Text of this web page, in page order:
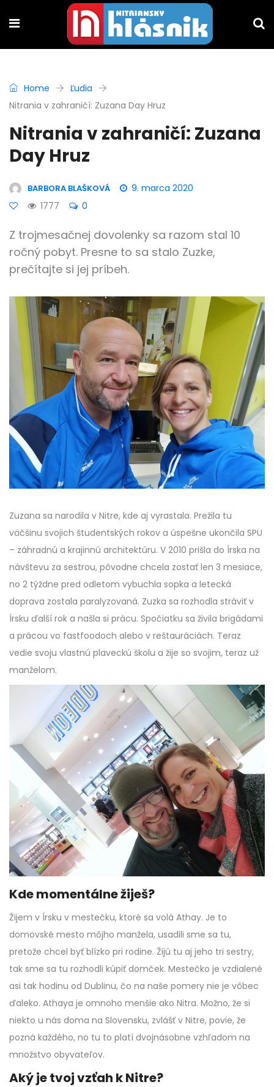
Home
Ľudia
Nitrania v zahraničí: Zuzana Day Hruz
Nitrania v zahraničí: Zuzana
Day Hruz
BARBORA BLAŠKOVÁ
9. marca 2020
1777
0
Z trojmesačnej dovolenky sa razom stal 10
ročný pobyt. Presne to sa stalo Zuzke,
prečítajte si jej príbeh.
Zuzana sa narodila v Nitre, kde aj vyrastala. Prežila tu
väčšinu svojich študentských rokov a úspešne ukončila SPU
– záhradnú a krajinnú architektúru. V 2010 prišla do Írska na
návštevu za sestrou, pôvodne chcela zostať len 3 mesiace,
no 2 týždne pred odletom vybuchla sopka a letecká
doprava zostala paralyzovaná. Zuzka sa rozhodla stráviť v
Írsku ďalší rok a našla si prácu. Spočiatku sa živila brigádami
a prácou vo fastfoodoch alebo v reštauráciách. Teraz
vedie svoju vlastnú plaveckú školu a žije so svojim, teraz už
manželom.
Kde momentálne žiješ?
Žijem v Írsku v mestečku, ktoré sa volá Athay. Je to
domovské mesto môjho manžela, usadili sme sa tu,
pretože chcel byť blízko pri rodine. Žijú tu aj jeho tri sestry,
tak sme sa tu rozhodli kúpiť domček. Mestečko je vzdialené
asi tak hodinu od Dublinu, čo na naše pomery nie je vôbec
ďaleko. Athaya je omnoho menšie ako Nitra. Možno, že si
niekto u nás doma na Slovensku, zvlášť v Nitre, povie, že
pozná každého, no tu to platí dvojnásobne vzhľadom na
množstvo obyvateľov.
Aký je tvoj vzťah k Nitre?